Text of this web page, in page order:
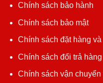
Chính sách bảo hành
Chính sách bảo mật
Chính sách đặt hàng
Chính sách đổi trả hàng
Chính sách vận chuyển